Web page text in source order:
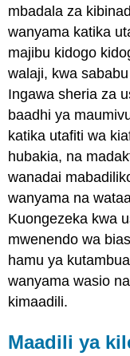
mbadala za
wanyama katika
majibu kidogo
walaji, kwa
Ingawa sheria za
baadhi ya
katika utafiti wa
hubakia, na
wanadai
wanyama na
Kuongezeka kwa
mwenendo wa
hamu ya kutambua
wanyama wasio
kimaadili.
Maadili ya